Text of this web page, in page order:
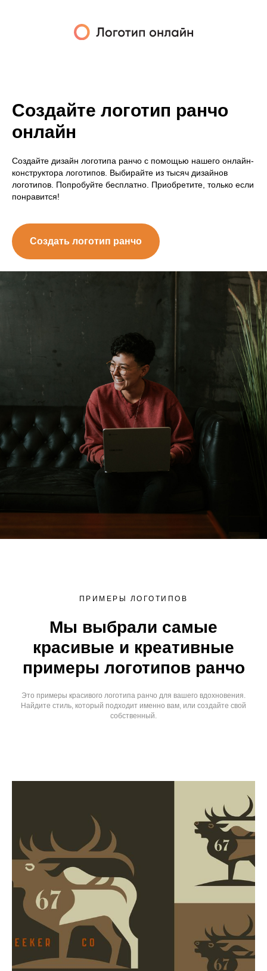
Создайте логотип ранчо
онлайн
Создайте дизайн логотипа ранчо с помощью нашего онлайн-
конструктора логотипов. Выбирайте из тысяч дизайнов
логотипов. Попробуйте бесплатно. Приобретите, только если
понравится!
Создать логотип ранчо
ПРИМЕРЫ ЛОГОТИПОВ
Мы выбрали самые
красивые и креативные
примеры логотипов ранчо
Это примеры красивого логотипа ранчо для вашего вдохновения.
Найдите стиль, который подходит именно вам, или создайте свой
собственный.